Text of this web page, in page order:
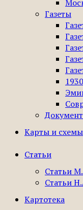
Газеты
Карты и схемы
Статьи
Статьи
Статьи
Картотека